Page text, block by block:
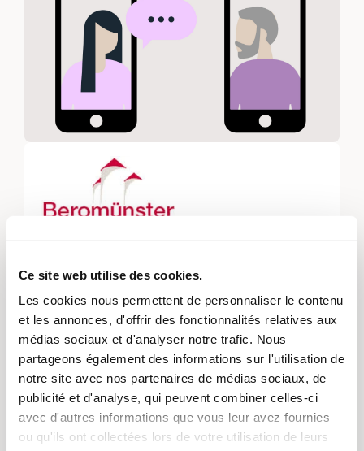
Ce site web utilise des cookies.
Les cookies nous permettent de personnaliser le contenu
et les annonces, d'offrir des fonctionnalités relatives aux
médias sociaux et d'analyser notre trafic. Nous
partageons également des informations sur l'utilisation de
notre site avec nos partenaires de médias sociaux, de
publicité et d'analyse, qui peuvent combiner celles-ci
avec d'autres informations que vous leur avez fournies
ou qu'ils ont collectées lors de votre utilisation de leurs
für Migrantinnen und ihre Kinder
Vers le projet
Ces projets pourraient également
vous intéresser.